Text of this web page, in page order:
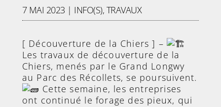
7 MAI 2023 | INFO(S), TRAVAUX
[ Découverture de la Chiers ] –
Les travaux de découverture de la
Chiers, menés par le Grand Longwy
au Parc des Récollets, se poursuivent.
Cette semaine, les entreprises
ont continué le forage des pieux, qui